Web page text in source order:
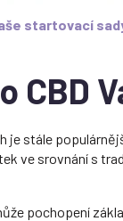
startovací
CBD
je stále
ve srovnání s
pochopení